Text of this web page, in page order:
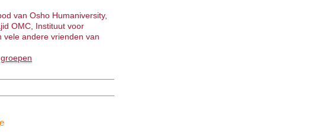
van Osho Humaniversity,
OMC, Instituut voor
vele andere vrienden van